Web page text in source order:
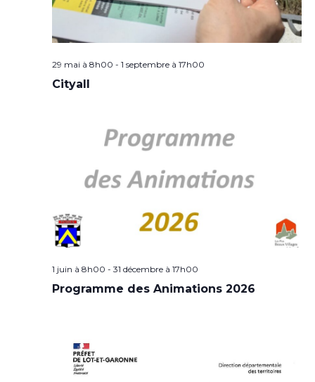
29 mai à 8h00 - 1 septembre à 17h00
Cityall
1 juin à 8h00 - 31 décembre à 17h00
Programme des Animations 2026